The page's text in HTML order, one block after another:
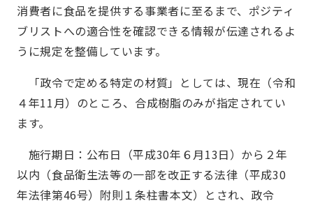
消費者に食品を提供する事業者に至るまで、ポジティ
ブリストへの適合性を確認できる情報が伝達されるよ
うに規定を整備しています。
「政令で定める特定の材質」としては、現在（令和
４年11月）のところ、合成樹脂のみが指定されてい
ます。
施行期日：公布日（平成30年６月13日）から２年
以内（食品衛生法等の一部を改正する法律（平成30
年法律第46号）附則１条柱書本文）とされ、政令